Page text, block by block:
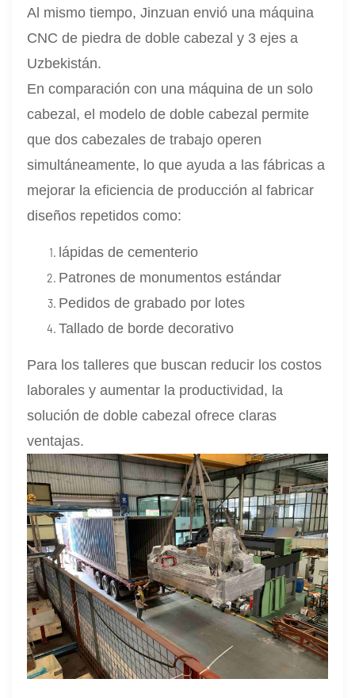
Al mismo tiempo, Jinzuan envió una máquina
CNC de piedra de doble cabezal y 3 ejes a
Uzbekistán.
En comparación con una máquina de un solo
cabezal, el modelo de doble cabezal permite
que dos cabezales de trabajo operen
simultáneamente, lo que ayuda a las fábricas a
mejorar la eficiencia de producción al fabricar
diseños repetidos como:
lápidas de cementerio
Patrones de monumentos estándar
Pedidos de grabado por lotes
Tallado de borde decorativo
Para los talleres que buscan reducir los costos
laborales y aumentar la productividad, la
solución de doble cabezal ofrece claras
ventajas.